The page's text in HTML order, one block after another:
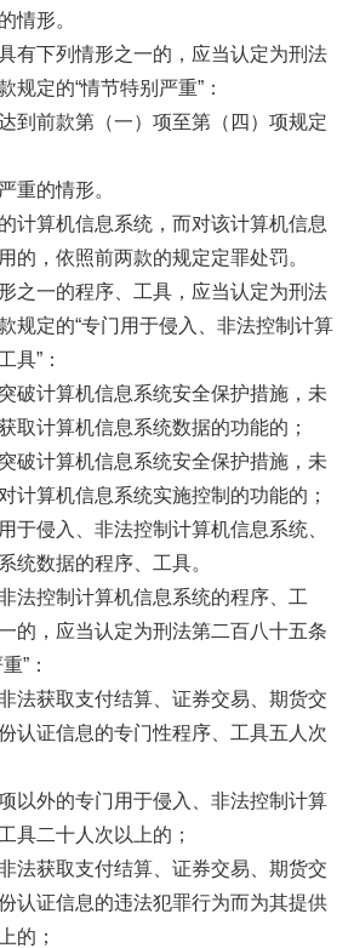
情形。
有下列情形之一的，应当认定为刑法
规定的“情节特别严重”：
到前款第（一）项至第（四）项规定
重的情形。
计算机信息系统，而对该计算机信息
的，依照前两款的规定定罪处罚。
之一的程序、工具，应当认定为刑法
规定的“专门用于侵入、非法控制计算
具”：
破计算机信息系统安全保护措施，未
取计算机信息系统数据的功能的；
破计算机信息系统安全保护措施，未
计算机信息系统实施控制的功能的；
于侵入、非法控制计算机信息系统、
统数据的程序、工具。
控制计算机信息系统的程序、工
的，应当认定为刑法第二百八十五条
”：
法获取支付结算、证券交易、期货交
认证信息的专门性程序、工具五人次
以外的专门用于侵入、非法控制计算
具二十人次以上的；
法获取支付结算、证券交易、期货交
认证信息的违法犯罪行为而为其提供
的；